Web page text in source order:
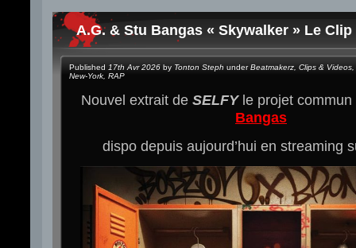
A.G. & Stu Bangas « Skywalker » Le Clip
Published 17th Avr 2026 by Tonton Steph underBeatmakerz Clips & Videos
New-York RAP
Nouvel extrait de SELFYle projet
Bangas
dispo depuis aujourd’hui en streaming